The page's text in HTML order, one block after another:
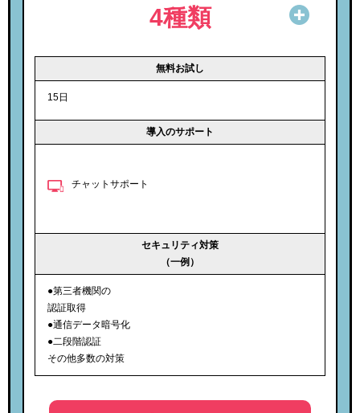
4種類
無料お試し
15日
導入のサポート
チャットサポート
セキュリティ対策
（一例）
●第三者機関の
認証取得
●通信データ暗号化
●二段階認証
その他多数の対策